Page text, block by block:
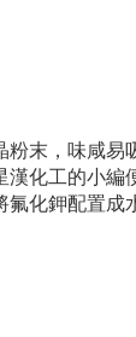
粉末，味咸易
漢化工的小
鉀配置成